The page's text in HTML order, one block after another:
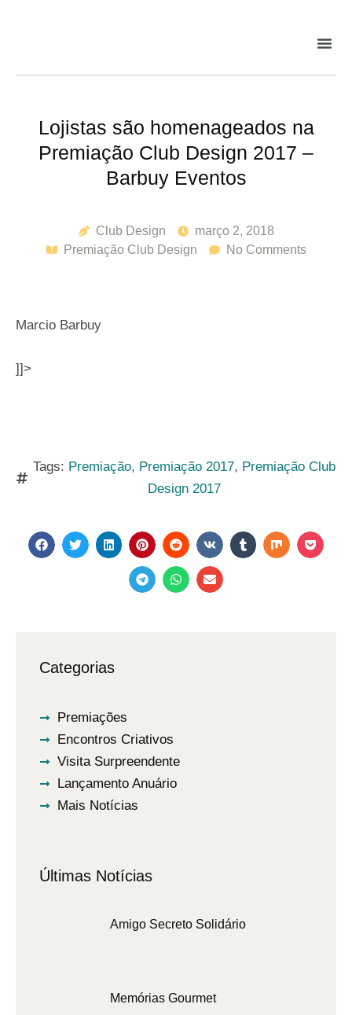
Lojistas são homenageados na
Premiação Club Design 2017 –
Barbuy Eventos
Club Design
março 2, 2018
Premiação Club Design
No Comments
Marcio Barbuy
]]>
Tags: Premiação, Premiação 2017, Premiação Club
Design 2017
Categorias
Premiações
Encontros Criativos
Visita Surpreendente
Lançamento Anuário
Mais Notícias
Últimas Notícias
Amigo Secreto Solidário
Memórias Gourmet